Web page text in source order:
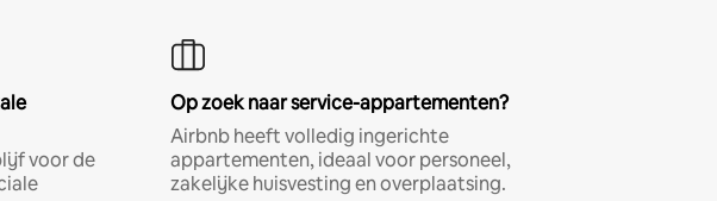
voor de
Op zoek naar service-appartementen?
Airbnb heeft volledig ingerichte
appartementen, ideaal voor personeel,
zakelijke huisvesting en overplaatsing.